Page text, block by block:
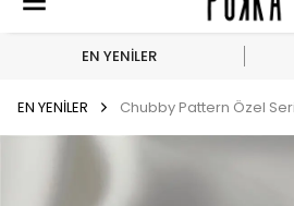
EN YENİLER
EN YENİLER Chubby Pattern Özel